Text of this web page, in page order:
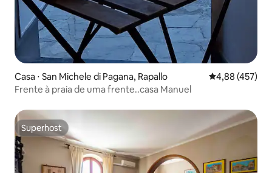
Casa ⋅ San Michele di Pagana, Rapallo 4,88 de uma
4,88 (457)
Frente à praia de uma frente..casa Manuel
Superhost
Superhost